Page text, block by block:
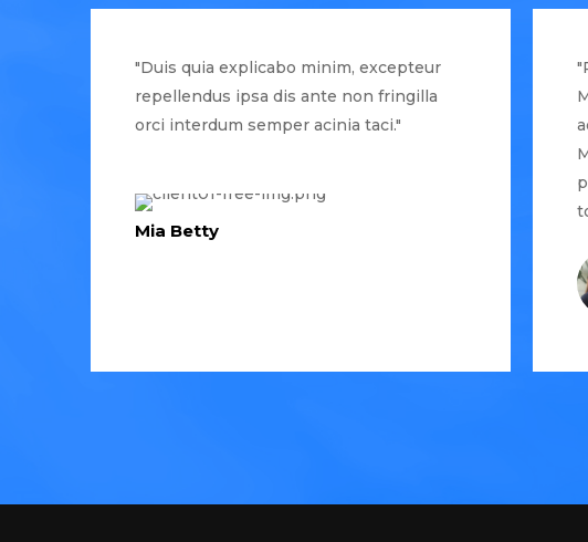
"Duis quia explicabo minim, excepteur
repellendus ipsa dis ante non fringilla
orci interdum semper acinia taci."
Mia Betty